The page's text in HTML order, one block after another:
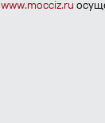
www.mocciz.ru